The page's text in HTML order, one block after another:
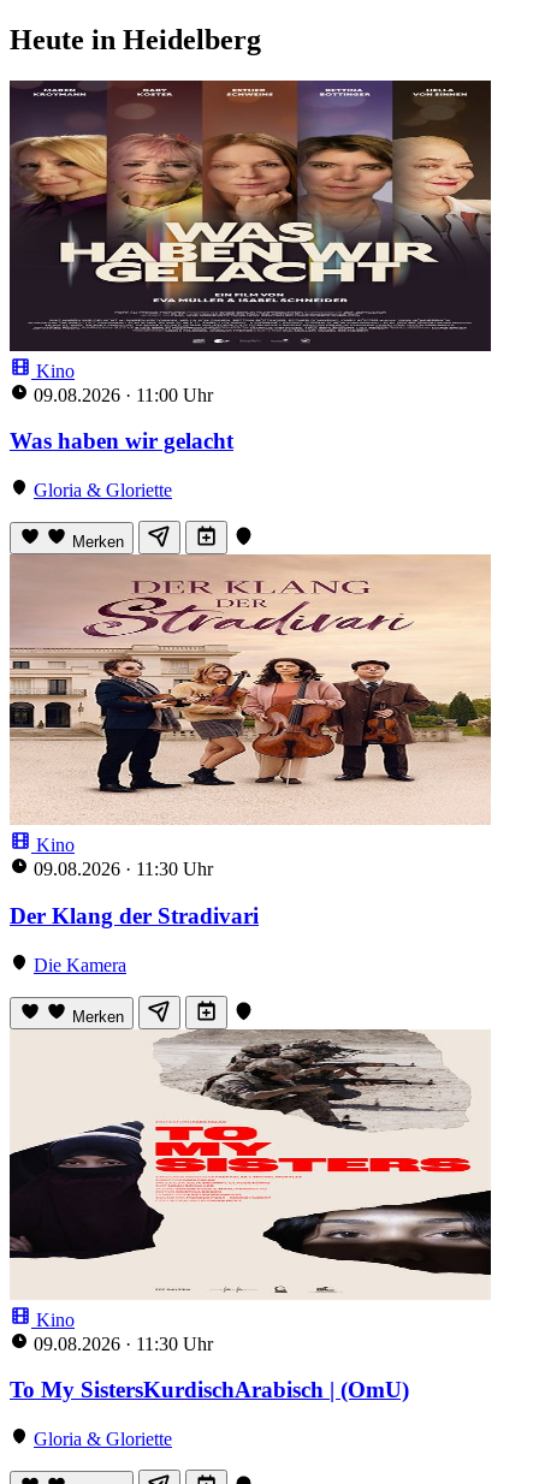
Heute in Heidelberg
Kino
09.08.2026 · 11:00 Uhr
Was haben wir gelacht
Gloria & Gloriette
Merken
Kino
09.08.2026 · 11:30 Uhr
Der Klang der Stradivari
Die Kamera
Merken
Kino
09.08.2026 · 11:30 Uhr
To My SistersKurdischArabisch | (OmU)
Gloria & Gloriette